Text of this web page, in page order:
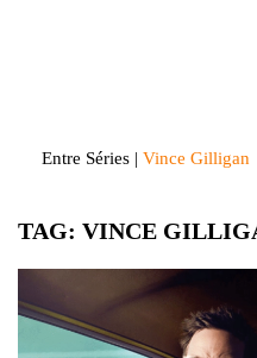
Entre Séries | Vince Gilligan
TAG: VINCE